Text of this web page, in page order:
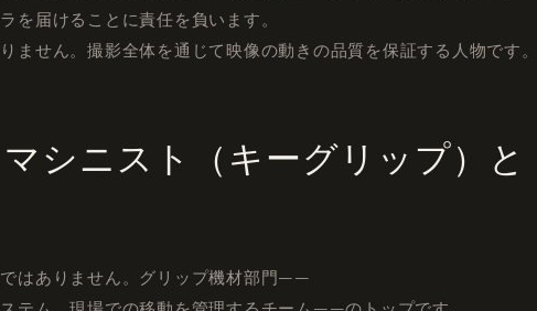
を届けることに責任を負います。
ません。撮影全体を通じて映像の動きの品質を保証する人物です。
シニスト（キーグリップ）と
はありません。グリップ機材部門——